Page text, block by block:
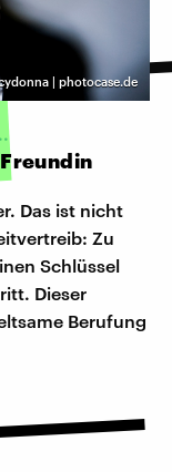
| photocase.de
Das ist nicht
Zu
Schlüssel
Dieser
Berufung